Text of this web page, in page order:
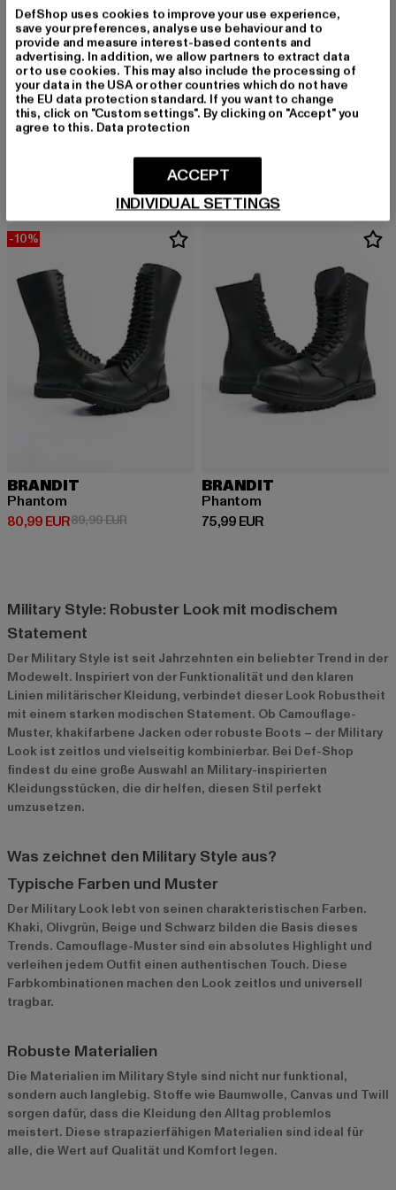
URBAN CLASSICS
Derzeitiger Preis: 36,99 EURAktionspreis: 49,99 EUR
25,85 EUR
Derzeitiger Preis: 25,85 EUR
-10%
BRANDIT
Phantom
80,99 EUR
Derzeitiger Preis: 80,99 EUR
89,99 EURAktionspreis: 89,99 EUR
BRANDIT
Phantom
75,99 EUR
Derzeitiger Preis: 75,99 EUR
Military Style: Robuster Look mit modischem
Statement
Der Military Style ist seit Jahrzehnten ein beliebter Trend in der
Modewelt. Inspiriert von der Funktionalität und den klaren
Linien militärischer Kleidung, verbindet dieser Look Robustheit
mit einem starken modischen Statement. Ob Camouflage-
Muster, khakifarbene Jacken oder robuste Boots – der Military
Look ist zeitlos und vielseitig kombinierbar. Bei Def-Shop
findest du eine große Auswahl an Military-inspirierten
Kleidungsstücken, die dir helfen, diesen Stil perfekt
umzusetzen.
Was zeichnet den Military Style aus?
Typische Farben und Muster
Der Military Look lebt von seinen charakteristischen Farben.
Khaki, Olivgrün, Beige und Schwarz bilden die Basis dieses
Trends. Camouflage-Muster sind ein absolutes Highlight und
verleihen jedem Outfit einen authentischen Touch. Diese
Farbkombinationen machen den Look zeitlos und universell
tragbar.
Robuste Materialien
Die Materialien im Military Style sind nicht nur funktional,
sondern auch langlebig. Stoffe wie Baumwolle, Canvas und Twill
sorgen dafür, dass die Kleidung den Alltag problemlos
meistert. Diese strapazierfähigen Materialien sind ideal für
alle, die Wert auf Qualität und Komfort legen.
DefShop uses cookies to improve your use experience,
save your preferences, analyse use behaviour and to
provide and measure interest-based contents and
advertising. In addition, we allow partners to extract data
or to use cookies. This may also include the processing of
your data in the USA or other countries which do not have
the EU data protection standard. If you want to change
this, click on "Custom settings". By clicking on "Accept" you
agree to this. Data protection
INDIVIDUAL SETTINGS
ACCEPT